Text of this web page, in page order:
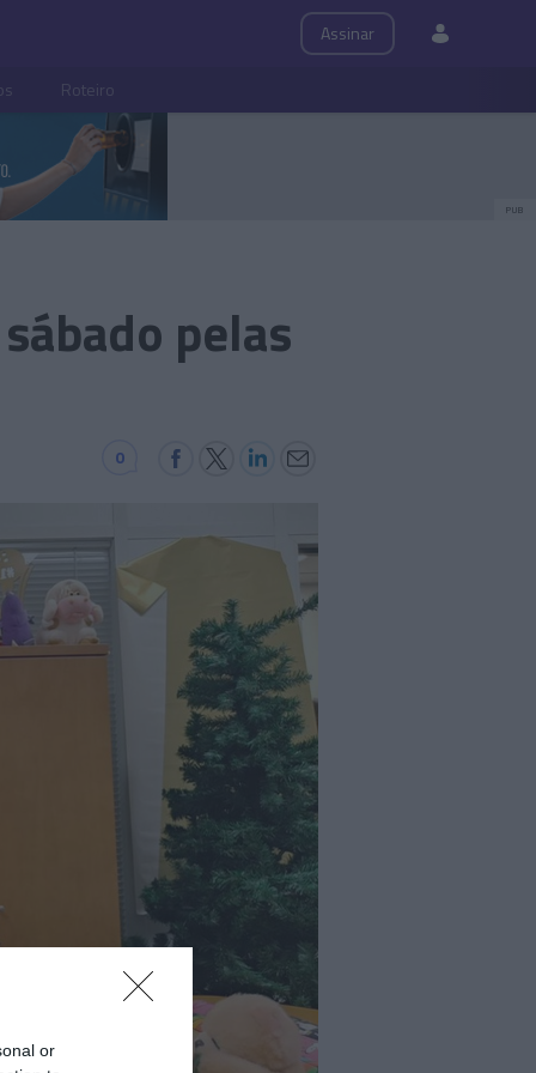
or
Assinar
Roteiro
PUB
pelas
0